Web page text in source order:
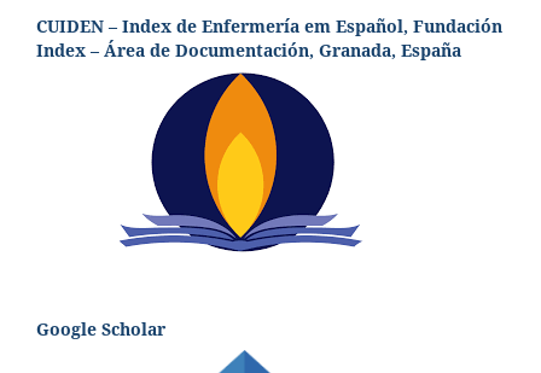
CUIDEN – Index de Enfermería em Español, Fundación
Index – Área de Documentación, Granada, España
Google Scholar